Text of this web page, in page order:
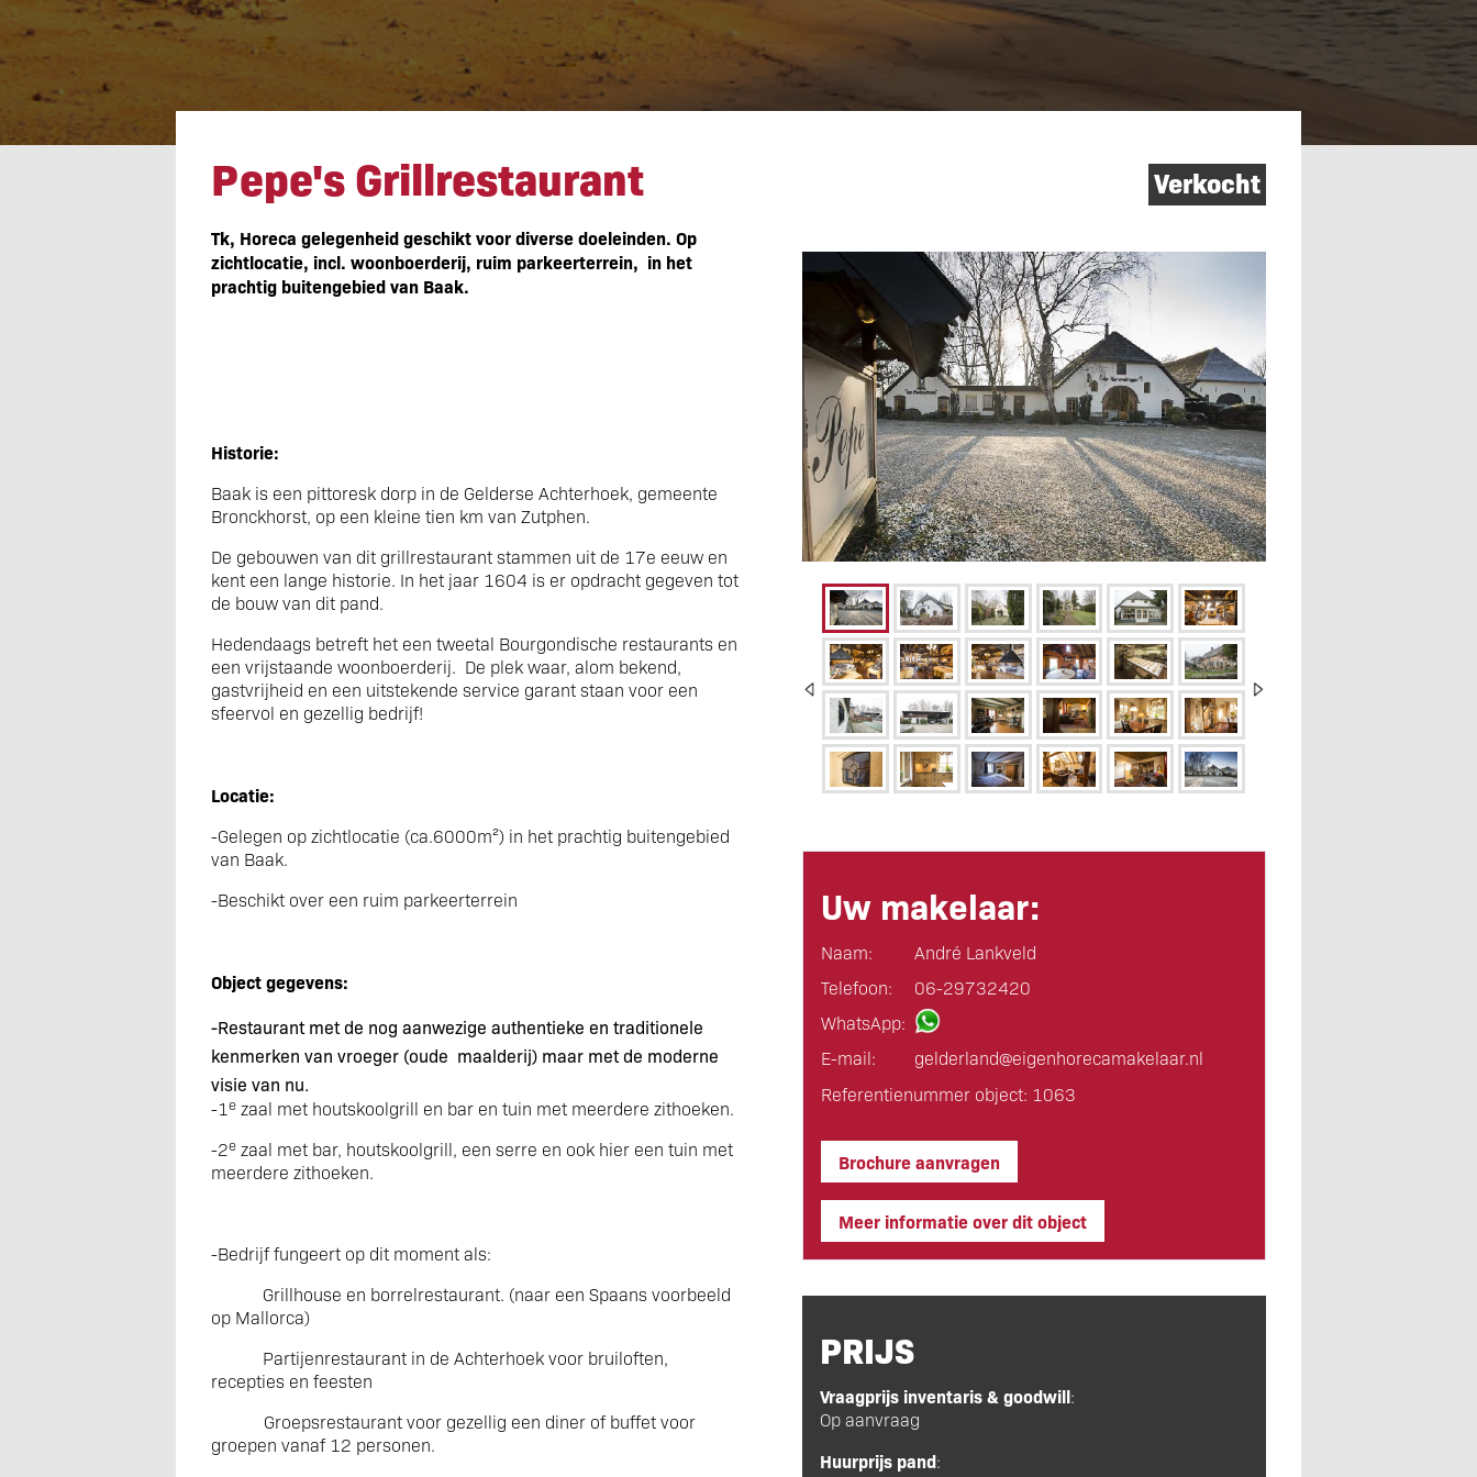
Pepe's Grillrestaurant Verkocht
Pepe's Grillrestaurant
Tk, Horeca gelegenheid geschikt voor diverse doeleinden. Op
zichtlocatie, incl. woonboerderij, ruim parkeerterrein, in het
prachtig buitengebied van Baak.
Historie:
Baak is een pittoresk dorp in de Gelderse Achterhoek, gemeente
Bronckhorst, op een kleine tien km van Zutphen.
De gebouwen van dit grillrestaurant stammen uit de 17e eeuw en
kent een lange historie. In het jaar 1604 is er opdracht gegeven tot
de bouw van dit pand.
Hedendaags betreft het een tweetal Bourgondische restaurants en
een vrijstaande woonboerderij. De plek waar, alom bekend,
gastvrijheid en een uitstekende service garant staan voor een
sfeervol en gezellig bedrijf!
Locatie:
-Gelegen op zichtlocatie (ca.6000m²) in het prachtig buitengebied
van Baak.
-Beschikt over een ruim parkeerterrein
Object gegevens:
-Restaurant met de nog aanwezige authentieke en traditionele
kenmerken van vroeger (oude maalderij) maar met de moderne
visie van nu.
-1 e zaal met houtskoolgrill en bar en tuin met meerdere zithoeken.
-2e zaal met bar, houtskoolgrill, een serre en ook hier een tuin met
meerdere zithoeken.
-Bedrijf fungeert op dit moment als:
Grillhouse en borrelrestaurant. (naar een Spaans voorbeeld
op Mallorca)
Partijenrestaurant in de Achterhoek voor bruiloften,
recepties en feesten
Groepsrestaurantvoor gezellig een diner of buffetvoor
groepen vanaf 12 personen.
Uw makelaar:
Naam:
André Lankveld
Telefoon:
06-29732420
WhatsApp:
E-mail:
gelderland@eigen­horeca­makelaar.nl
Referentienummer object: 1063
Brochure aanvragen
Meer informatie over dit object
PRIJS
Vraagprijs inventaris & goodwill:
Op aanvraag
Huurprijs pand: